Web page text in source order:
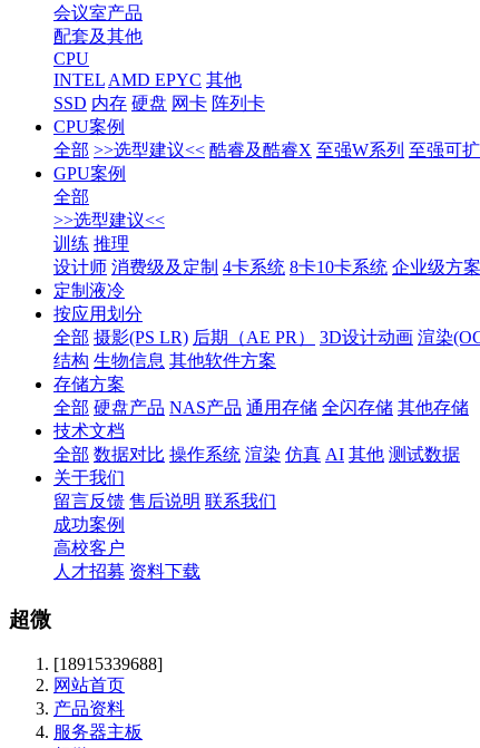
会议室产品
配套及其他
CPU
INTEL AMD EPYC 其他
SSD 内存 硬盘 网卡 阵列卡
CPU案例
全部 >>选型建议<< 酷睿及酷睿X 至强W系列 至强可
GPU案例
全部
>>选型建议<<
训练 推理
设计师 消费级及定制 4卡系统 8卡10卡系统 企业级方案
定制液冷
按应用划分
全部 摄影(PS LR) 后期（AE PR） 3D设计动画 渲染
结构 生物信息 其他软件方案
存储方案
全部 硬盘产品 NAS产品 通用存储 全闪存储 其他存储
技术文档
全部 数据对比 操作系统 渲染 仿真 AI 其他 测试数据
关于我们
留言反馈 售后说明 联系我们
成功案例
高校客户
人才招募 资料下载
超微
[18915339688]
网站首页
产品资料
服务器主板